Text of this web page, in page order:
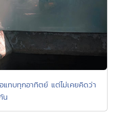
ทบทุกอาทิตย์ แต่ไม่เคยคิดว่า
น